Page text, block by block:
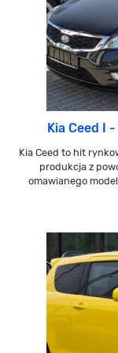
Kia Ceed I
Kia Ceed to hit
produkcja z
omawianego